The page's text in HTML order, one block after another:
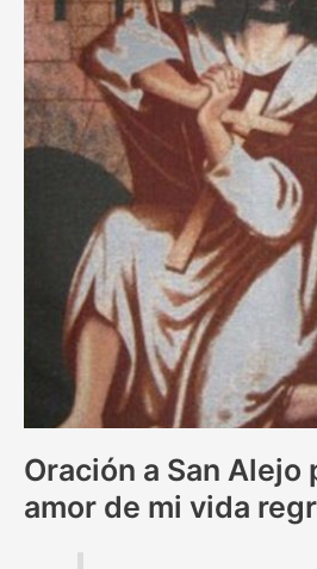
Oración a San Alejo
amor de mi vida